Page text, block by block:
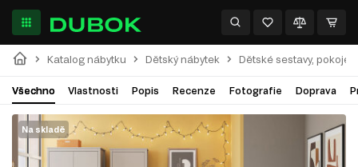
Katalog nábytku Dětský nábytek Dětské sestavy, pokoje
Všechno Vlastnosti Popis Recenze Fotografie Doprava
Na skladě